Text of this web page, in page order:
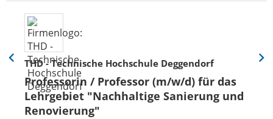
THD - Technische Hochschule Deggendorf
Professorin / Professor (m/w/d) für das
Lehrgebiet "Nachhaltige Sanierung und
Renovierung"
Eine
Folie
zurück
Eine